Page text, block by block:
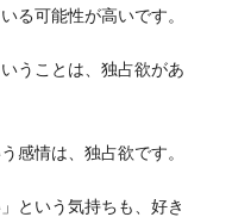
る可能性が高いです。
うことは、独占欲があ
感情は、独占欲です。
という気持ちも、好き